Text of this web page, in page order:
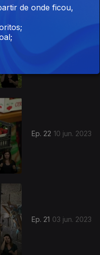
Ep. 22 10 jun. 2023
Ep. 21 03 jun. 2023
de onde ficou,